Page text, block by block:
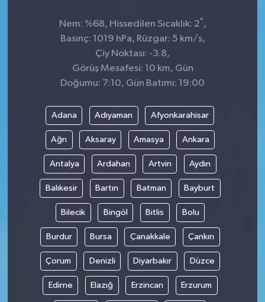
Nem: %68, Hissedilen Sıcaklık: 2° ,
Basınç: 1019 hPa, Rüzgar: 5 km/s,
Çiy Noktası: -3.8,
Görüş Mesafesi: 10 km, Gün
Doğumu: 7:10, Gün Batımı: 19:00
Adana Adıyaman Afyonkarahisar
Ağrı Aksaray Amasya Ankara
Antalya Ardahan Artvin Aydın
Balıkesir Bartın Batman Bayburt
Bilecik Bingöl Bitlis Bolu
Burdur Bursa Çanakkale Çankırı
Çorum Denizli Diyarbakır Düzce
Edirne Elazığ Erzincan Erzurum